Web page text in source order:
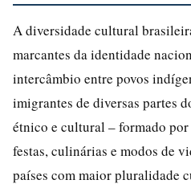
A diversidade cultural
marcantes da identidade
intercâmbio entre povos
imigrantes de diversas partes
étnico e cultural – formado
festas, culinárias e modos de
países com maior pluralidade